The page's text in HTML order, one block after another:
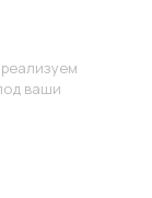
ваши